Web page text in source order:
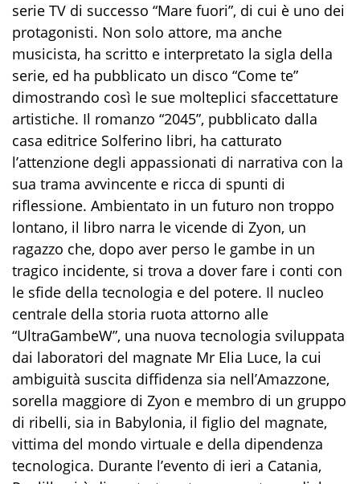
serie TV di successo “Mare fuori”, di cui è uno dei
protagonisti. Non solo attore, ma anche
musicista, ha scritto e interpretato la sigla della
serie, ed ha pubblicato un disco “Come te”
dimostrando così le sue molteplici sfaccettature
artistiche. Il romanzo “2045”, pubblicato dalla
casa editrice Solferino libri, ha catturato
l’attenzione degli appassionati di narrativa con la
sua trama avvincente e ricca di spunti di
riflessione. Ambientato in un futuro non troppo
lontano, il libro narra le vicende di Zyon, un
ragazzo che, dopo aver perso le gambe in un
tragico incidente, si trova a dover fare i conti con
le sfide della tecnologia e del potere. Il nucleo
centrale della storia ruota attorno alle
“UltraGambeW”, una nuova tecnologia sviluppata
dai laboratori del magnate Mr Elia Luce, la cui
ambiguità suscita diffidenza sia nell’Amazzone,
sorella maggiore di Zyon e membro di un gruppo
di ribelli, sia in Babylonia, il figlio del magnate,
vittima del mondo virtuale e della dipendenza
tecnologica. Durante l’evento di ieri a Catania,